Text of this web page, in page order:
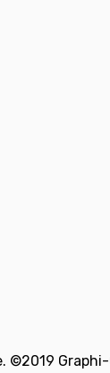
©2019